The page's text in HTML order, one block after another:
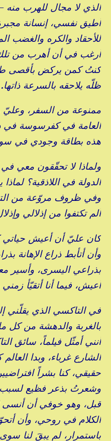
الذي لا مجال للهرب منه
أطيق نفسي، إنسانة
للأحقاد والكره والغضب
أرغب في أن أهرب من تلك
كنتُ كمن يركض بأقصى
ظلّه يلاحقه بالسرعة ذاتها.
ممنوعة من السفر، وعليّ
هذه بطاقة وجودي في
ولماذا لا تحقّقون معي في
الدولة في اللاذقية؟
وفي ظروف مروّعة من
ألم تكتفوا من إذلالي
كان عليّ أن أعيش حياتي
وأن أتأبط ذراع الإهانة
بذراعي اليسرى، وأسير
أعيش، فيما أنا أتقيّأ
في التاكسي الذي يقلّني
بالغربة والدهشة من كل
أنني أمثّل فيلماً، سائق
الشارع غرباء، وبدا
حقيقي، كنا بشراً
وشعرتُ بذعر فظيع
قبل، وهو خوفي أن أنسى
الكلام في روحي، وأن
باستمرار، لم يبقَ لنا سوى